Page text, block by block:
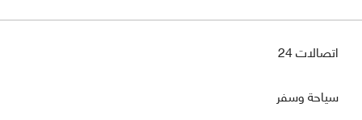
اتصالات 24
سياحة وسفر